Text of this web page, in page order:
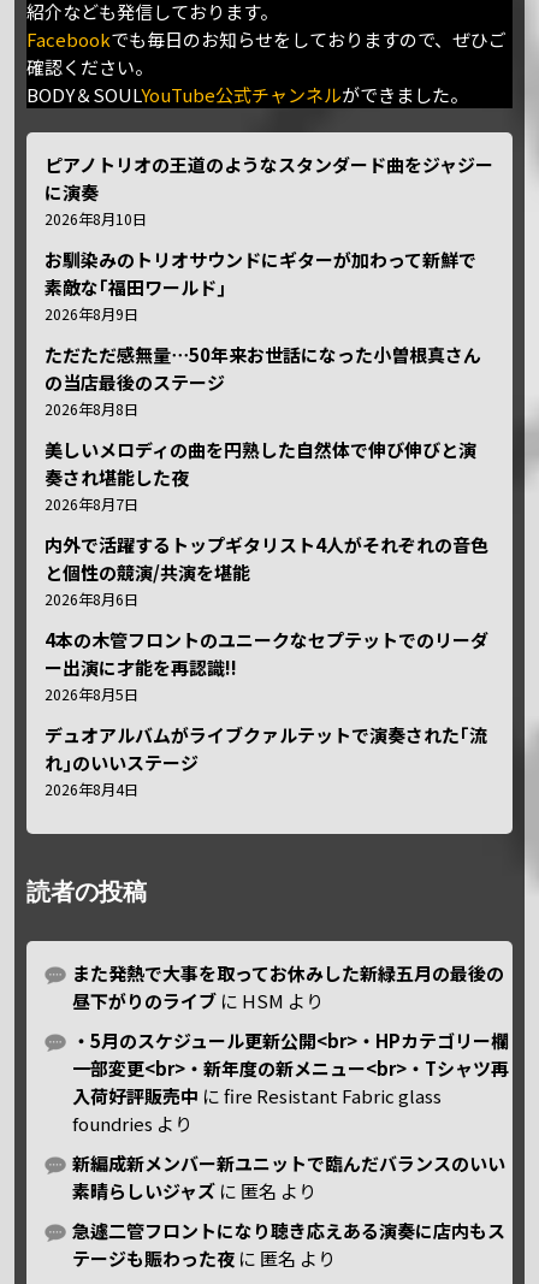
紹介なども発信しております。
Facebookでも毎日のお知らせをしておりますので、ぜひご
確認ください。
BODY＆SOULYouTube公式チャンネルができました。
ピアノトリオの王道のようなスタンダード曲をジャジー
に演奏
2026年8月10日
お馴染みのトリオサウンドにギターが加わって新鮮で
素敵な｢福田ワールド｣
2026年8月9日
ただただ感無量⋯50年来お世話になった小曽根真さん
の当店最後のステージ
2026年8月8日
美しいメロディの曲を円熟した自然体で伸び伸びと演
奏され堪能した夜
2026年8月7日
内外で活躍するトップギタリスト4人がそれぞれの音色
と個性の競演/共演を堪能
2026年8月6日
4本の木管フロントのユニークなセプテットでのリーダ
ー出演に才能を再認識!!
2026年8月5日
デュオアルバムがライブクァルテットで演奏された｢流
れ｣のいいステージ
2026年8月4日
読者の投稿
また発熱で大事を取ってお休みした新緑五月の最後の
昼下がりのライブ に HSM より
・5月のスケジュール更新公開<br>・HPカテゴリー欄
一部変更<br>・新年度の新メニュー<br>・Tシャツ再
入荷好評販売中 にfire Resistant Fabric glass
foundries より
新編成新メンバー新ユニットで臨んだバランスのいい
素晴らしいジャズ に 匿名 より
急遽二管フロントになり聴き応えある演奏に店内もス
テージも賑わった夜 に 匿名 より